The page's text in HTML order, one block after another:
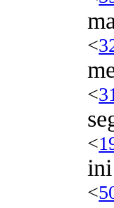
<
<
<
ini
<